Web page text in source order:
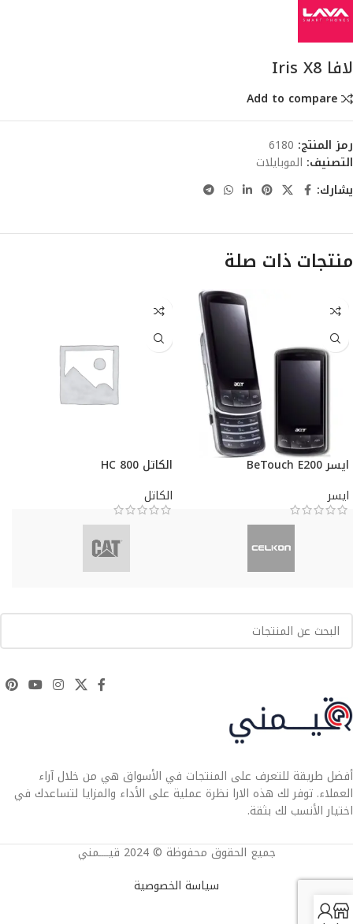
لافا Iris X8
Add to compare
رمز المنتج: 6180
التصنيف: الموبايلات
يشارك:
منتجات ذات صلة
ايسر BeTouch E200
ايسر
الكاتل HC 800
الكاتل
أفضل طريقة للتعرف على المنتجات في الأسواق هي من خلال آراء
العملاء. توفر لك هذه الارا نظرة عملية على الأداء والمزايا لتساعدك في
اختيار الأنسب لك بثقة.
جميع الحقوق محفوظة © 2024 قيــــمني
سياسة الخصوصية